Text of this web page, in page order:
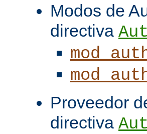
Modos de
directiva
Proveedor
directiva